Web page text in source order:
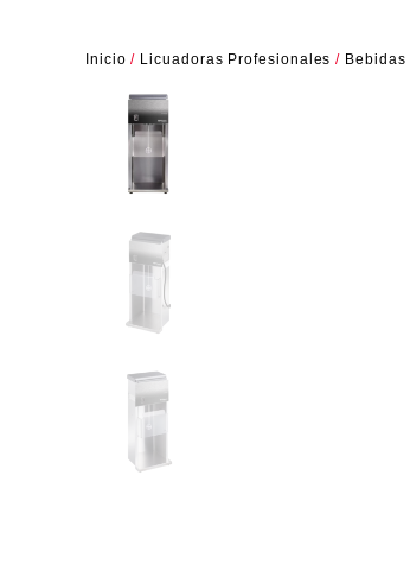
Inicio / Licuadoras Profesionales / Bebidas